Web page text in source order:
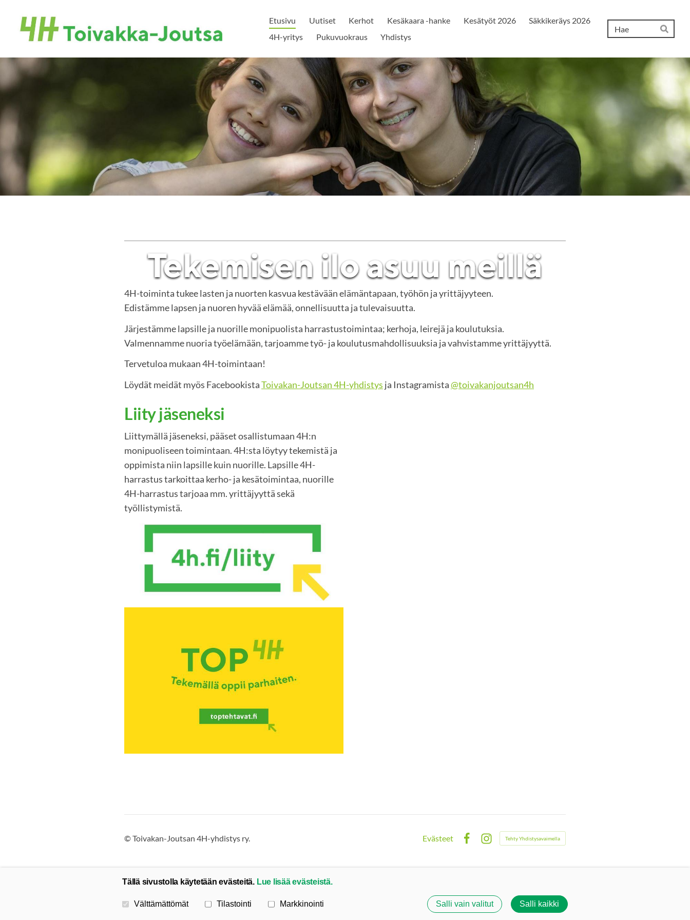
sivun
sisältöön
Toivakan-Joutsan 4H-yhdistys ry.
Etusivu Uutiset Kerhot Kesäkaara -hanke Kesätyöt 2026
Säkkikeräys 2026
4H-yritys
Pukuvuokraus Yhdistys Hae
4H-toiminta tukee lasten ja nuorten kasvua kestävään elämäntapaan, työhön ja yrittäjyyteen.
Edistämme lapsen ja nuoren hyvää elämää, onnellisuutta ja tulevaisuutta.
Järjestämme lapsille ja nuorille monipuolista harrastustoimintaa; kerhoja, leirejä ja koulutuksia.
Valmennamme nuoria työelämään, tarjoamme työ- ja koulutusmahdollisuuksia ja vahvistamme yrittäjyyttä.
Tervetuloa mukaan 4H-toimintaan!
Löydät meidät myös FacebookistaToivakan-Joutsan 4H-yhdistys ja Instagramista@toivakanjoutsan4h
Liity jäseneksi
Liittymällä jäseneksi, pääset osallistumaan 4H:n
monipuoliseen toimintaan. 4H:sta löytyy tekemistä ja
oppimista niin lapsille kuin nuorille. Lapsille 4H-
harrastus tarkoittaa kerho- ja kesätoimintaa, nuorille
4H-harrastus tarjoaa mm. yrittäjyyttä sekä
työllistymistä.
©Toivakan-Joutsan 4H-yhdistys ry.
Evästeet
Instagram
Tehty Yhdistysavaimella
Tällä sivustolla käytetään evästeitä. Lue lisää evästeistä.
Valitse käytettävät evästeet
Välttämättömät Tilastointi Markkinointi Salli vain valitut Salli kaikki